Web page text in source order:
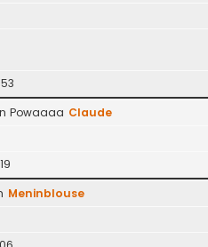
Powaaaa Claude
Meninblouse